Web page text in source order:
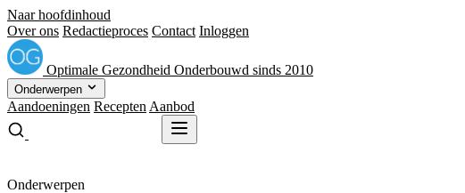
Naar hoofdinhoud
Over ons Redactieproces Contact Inloggen
Optimale Gezondheid Onderbouwd sinds 2010
Onderwerpen
Aandoeningen Recepten Aanbod
Onderwerpen